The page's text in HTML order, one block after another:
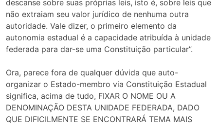
descanse sobre suas próprias leis, isto é, sobre leis que
não extraiam seu valor jurídico de nenhuma outra
autoridade. Vale dizer, o primeiro elemento da
autonomia estadual é a capacidade atribuída à unidade
federada para dar-se uma Constituição particular”.
Ora, parece fora de qualquer dúvida que auto-
organizar o Estado-membro via Constituição Estadual
significa, acima de tudo, FIXAR O NOME OU A
DENOMINAÇÃO DESTA UNIDADE FEDERADA, DADO
QUE DIFICILMENTE SE ENCONTRARÁ TEMA MAIS